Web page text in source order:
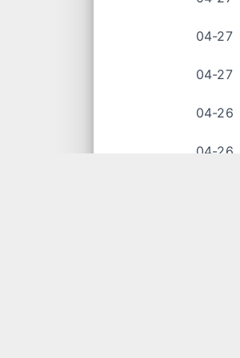
04-27
04-27
04-26
04-26